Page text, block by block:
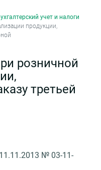
учет и налоги
продукции,
розничной
третьей
№ 03-11-
персональных
сполитикой